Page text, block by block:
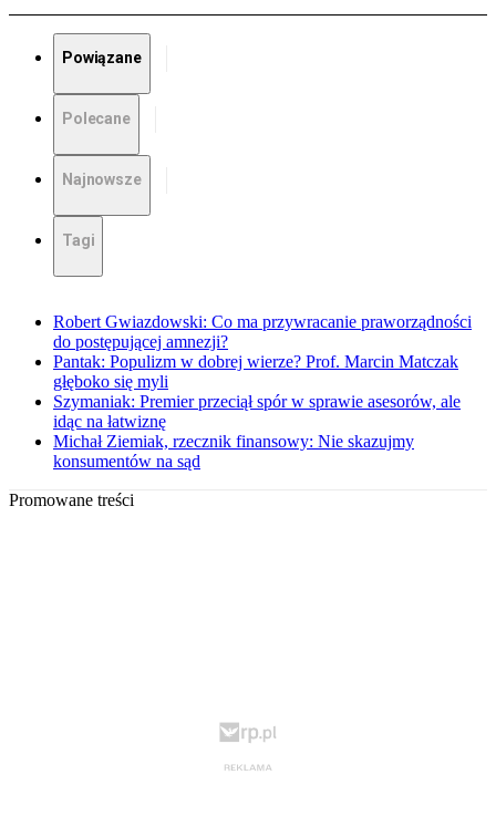
Powiązane
Polecane
Najnowsze
Tagi
Robert Gwiazdowski: Co ma przywracanie praworządności
do postępującej amnezji?
Pantak: Populizm w dobrej wierze? Prof. Marcin Matczak
głęboko się myli
Szymaniak: Premier przeciął spór w sprawie asesorów, ale
idąc na łatwiznę
Michał Ziemiak, rzecznik finansowy: Nie skazujmy
konsumentów na sąd
Promowane treści